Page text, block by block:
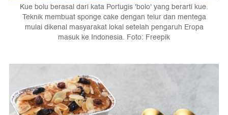
Kue bolu berasal dari kata Portugis 'bolo' yang berarti kue.
Teknik membuat sponge cake dengan telur dan mentega
mulai dikenal masyarakat lokal setelah pengaruh Eropa
masuk ke Indonesia. Foto: Freepik